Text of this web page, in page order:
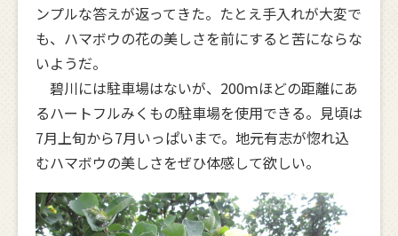
ンプルな答えが返ってきた。たとえ手入れが大変で
も、ハマボウの花の美しさを前にすると苦にならな
いようだ。
碧川には駐車場はないが、200ｍほどの距離にあ
るハートフルみくもの駐車場を使用できる。見頃は
7月上旬から7月いっぱいまで。地元有志が惚れ込
むハマボウの美しさをぜひ体感して欲しい。